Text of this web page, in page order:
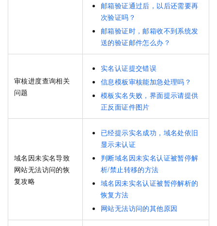
邮箱验证通过后，以后还需要再
次验证吗？
邮箱验证时，邮箱收不到系统发
送的验证邮件怎么办？
审核进度查询相关
问题
实名认证提交错误
信息模板审核能加急处理吗？
模板实名失败，界面提示请提供
正反面证件图片
域名因未实名导致
网站无法访问的恢
复攻略
已经提示实名成功，域名处依旧
显示未认证
判断域名因未实名认证被暂停解
析/禁止转移的方法
域名因未实名认证被暂停解析的
恢复方法
网站无法访问的其他原因